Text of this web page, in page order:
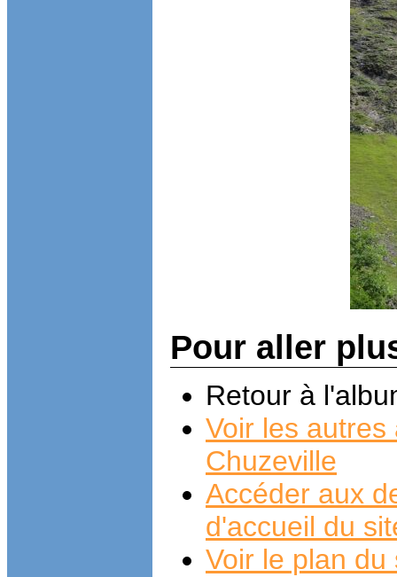
Pour aller
Retour à
Voir les
Chuzeville
Accéder aux
d'accueil du
Voir le plan du